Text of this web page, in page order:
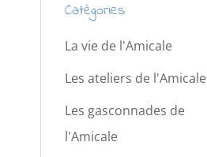
Catégories
La vie de l'Amicale
Les ateliers de l'Amicale
Les gasconnades de
l'Amicale